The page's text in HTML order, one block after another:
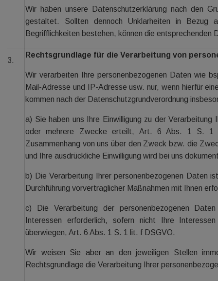
Wir haben unsere Datenschutzerklärung nach den
gestaltet. Sollten dennoch Unklarheiten in Bezug
Begrifflichkeiten bestehen, können die entsprechenden
3.
Rechtsgrundlage für die Verarbeitung von
Wir verarbeiten Ihre personenbezogenen Daten wie
Mail-Adresse und IP-Adresse usw. nur, wenn hierfür
kommen nach der Datenschutzgrundverordnung
a) Sie haben uns Ihre Einwilligung zu der Verarbeitung
oder mehrere Zwecke erteilt, Art. 6 Abs. 1 S. 1
Zusammenhang von uns über den Zweck bzw. die
und Ihre ausdrückliche Einwilligung wird bei uns
b) Die Verarbeitung Ihrer personenbezogenen Daten
Durchführung vorvertraglicher Maßnahmen mit Ihnen
c) Die Verarbeitung der personenbezogenen
Interessen erforderlich, sofern nicht Ihre
überwiegen, Art. 6 Abs. 1 S. 1 lit. f DSGVO.
Wir weisen Sie aber an den jeweiligen Stellen
Rechtsgrundlage die Verarbeitung Ihrer